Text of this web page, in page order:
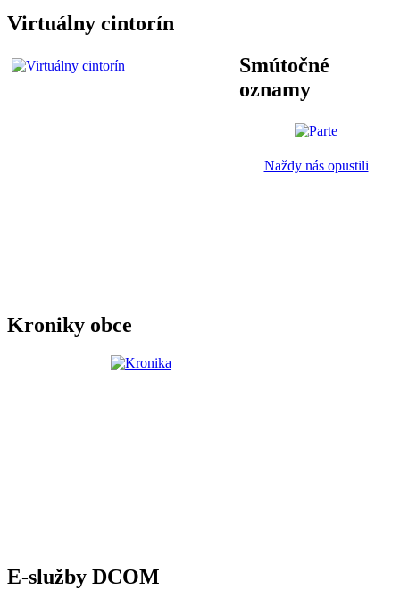
Virtuálny cintorín
Smútočné
oznamy
Naždy nás opustili
Kroniky obce
E-služby DCOM